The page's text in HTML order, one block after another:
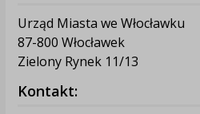
Urząd Miasta we Włocławku
87-800 Włocławek
Zielony Rynek 11/13
Kontakt: